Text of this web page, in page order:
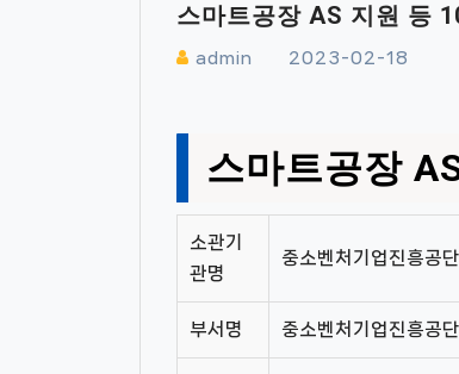
스마트공장 AS 지원 등
admin 2023-02-18
스마트공장
소관기
관명
중소벤처기업진흥공단
부서명 중소벤처기업진흥공단